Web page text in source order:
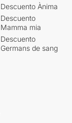
Descuento Ànima
Descuento
Mamma mia
Descuento
Germans de sang